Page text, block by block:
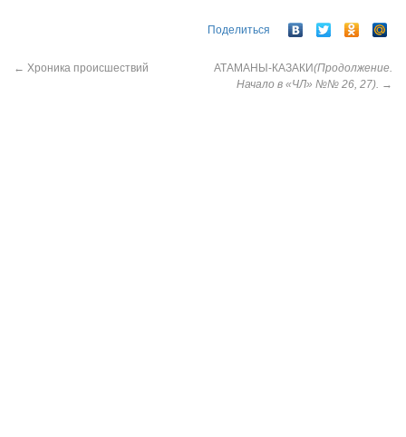
Поделиться
← Хроника происшествий АТАМАНЫ-КАЗАКИ(Продолжение.
Начало в «ЧЛ» №№ 26, 27). →